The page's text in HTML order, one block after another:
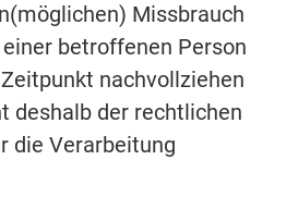
Missbrauch
betroffenen Person
nachvollziehen
deshalb der rechtlichen
die Verarbeitung